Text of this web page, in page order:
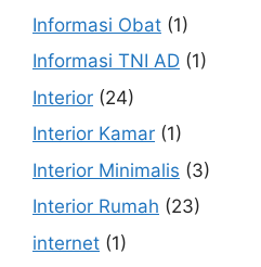
Informasi Obat (1)
Informasi TNI AD (1)
Interior (24)
Interior Kamar (1)
Interior Minimalis (3)
Interior Rumah (23)
internet (1)